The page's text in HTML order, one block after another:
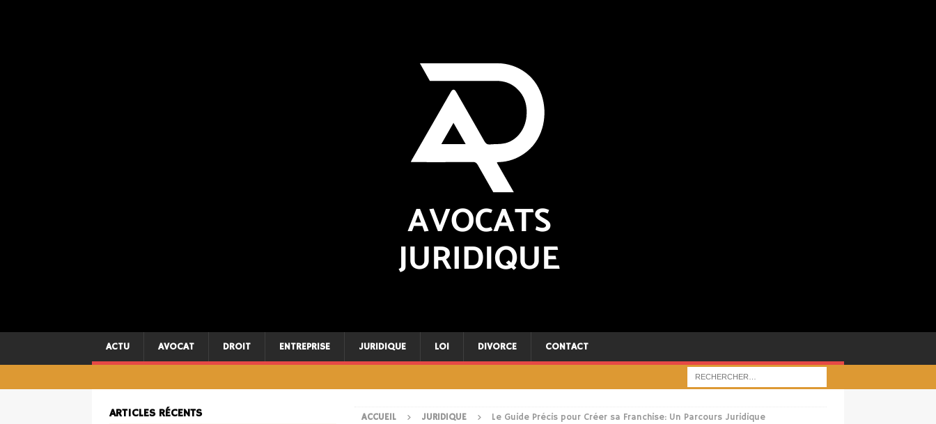
ACTU AVOCAT DROIT ENTREPRISE JURIDIQUE LOI DIVORCE CONTACT
ACCUEIL JURIDIQUE Le Guide Précis pour Créer sa Franchise: Un Parcours Juridique
ARTICLES RÉCENTS